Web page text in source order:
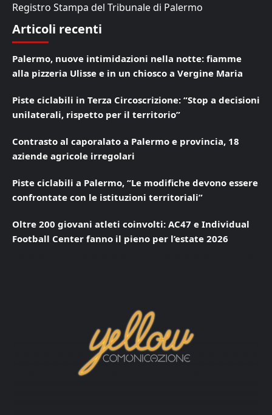
Registro Stampa del Tribunale di Palermo
Articoli recenti
Palermo, nuove intimidazioni nella notte: fiamme
alla pizzeria Ulisse e in un chiosco a Vergine Maria
Piste ciclabili in Terza Circoscrizione: “Stop a decisioni
unilaterali, rispetto per il territorio”
Contrasto al caporalato a Palermo e provincia, 18
aziende agricole irregolari
Piste ciclabili a Palermo, “Le modifiche devono essere
confrontate con le istituzioni territoriali”
Oltre 200 giovani atleti coinvolti: AC47 e Individual
Football Center fanno il pieno per l’estate 2026